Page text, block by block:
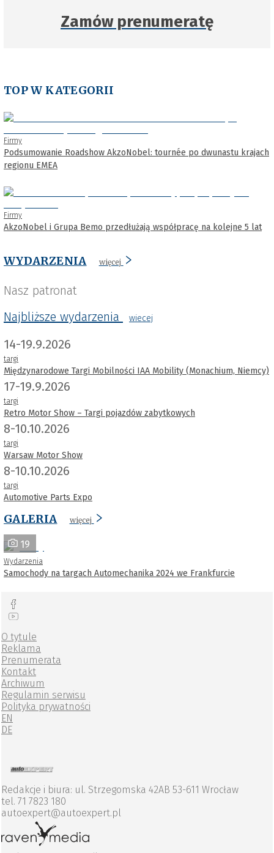
Zamów prenumeratę
TOP W KATEGORII
Firmy
Podsumowanie Roadshow AkzoNobel: tournée po dwunastu krajach
regionu EMEA
Firmy
AkzoNobel i Grupa Bemo przedłużają współpracę na kolejne 5 lat
WYDARZENIA więcej
Nasz patronat
Najbliższe wydarzenia
wiecej
14-19.9.2026
targi
Międzynarodowe Targi Mobilności IAA Mobility (Monachium, Niemcy)
17-19.9.2026
targi
Retro Motor Show – Targi pojazdów zabytkowych
8-10.10.2026
targi
Warsaw Motor Show
8-10.10.2026
targi
Automotive Parts Expo
GALERIA więcej
19
Wydarzenia
Samochody na targach Automechanika 2024 we Frankfurcie
O tytule
Reklama
Prenumerata
Kontakt
Archiwum
Regulamin serwisu
Polityka prywatności
EN
DE
Redakcje i biura: ul. Strzegomska 42AB 53-611 Wrocław
tel. 71 7823 180
autoexpert@autoexpert.pl